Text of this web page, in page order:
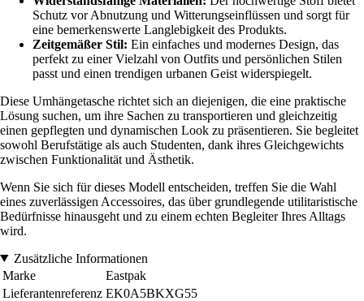
Schutz vor Abnutzung und Witterungseinflüssen und sorgt für
eine bemerkenswerte Langlebigkeit des Produkts.
Zeitgemäßer Stil: Ein einfaches und modernes Design, das
perfekt zu einer Vielzahl von Outfits und persönlichen Stilen
passt und einen trendigen urbanen Geist widerspiegelt.
Diese Umhängetasche richtet sich an diejenigen, die eine praktische
Lösung suchen, um ihre Sachen zu transportieren und gleichzeitig
einen gepflegten und dynamischen Look zu präsentieren. Sie begleitet
sowohl Berufstätige als auch Studenten, dank ihres Gleichgewichts
zwischen Funktionalität und Ästhetik.
Wenn Sie sich für dieses Modell entscheiden, treffen Sie die Wahl
eines zuverlässigen Accessoires, das über grundlegende utilitaristische
Bedürfnisse hinausgeht und zu einem echten Begleiter Ihres Alltags
wird.
Zusätzliche Informationen
Marke
Eastpak
Lieferantenreferenz EK0A5BKXG55